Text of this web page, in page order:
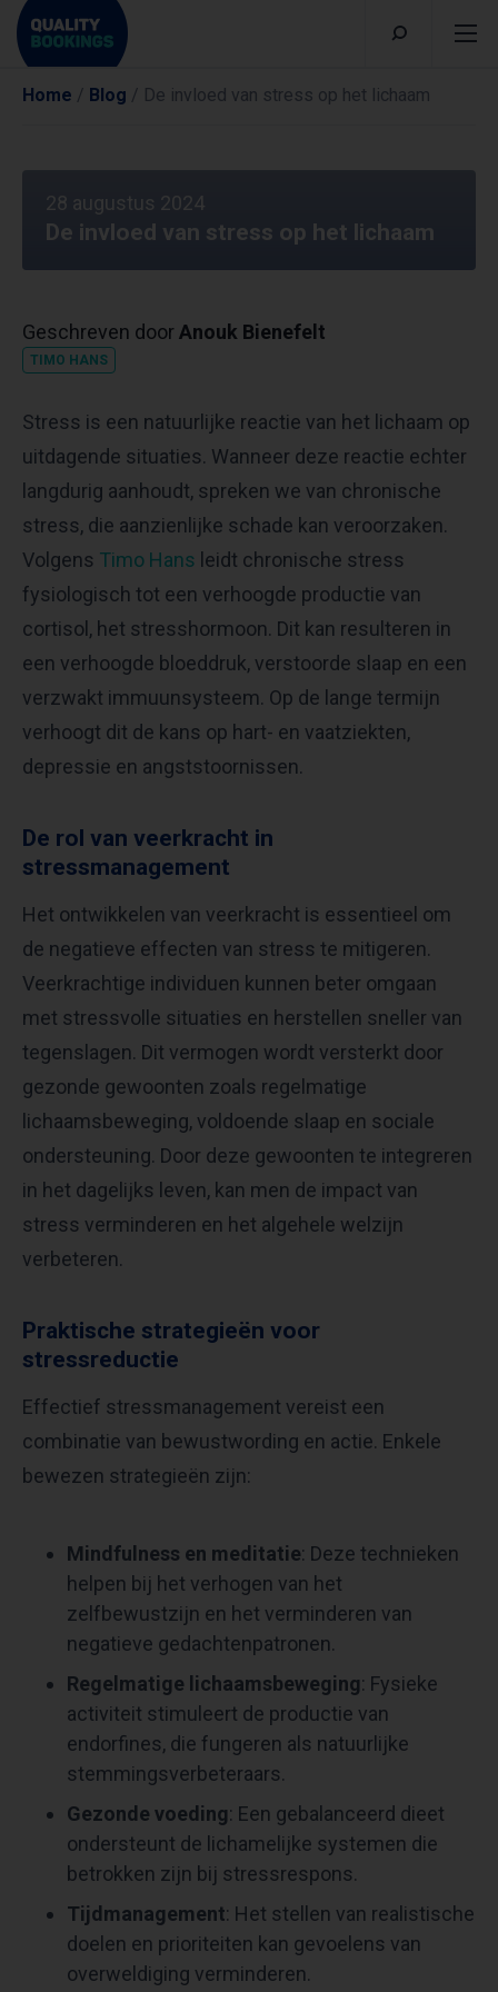
Home / Blog / De invloed van stress op het lichaam
28 augustus 2024
De invloed van stress op het lichaam
Geschreven door Anouk Bienefelt
TIMO HANS
Stress is een natuurlijke reactie van het lichaam op
uitdagende situaties. Wanneer deze reactie echter
langdurig aanhoudt, spreken we van chronische
stress, die aanzienlijke schade kan veroorzaken.
Volgens Timo Hans leidt chronische stress
fysiologisch tot een verhoogde productie van
cortisol, het stresshormoon. Dit kan resulteren in
een verhoogde bloeddruk, verstoorde slaap en een
verzwakt immuunsysteem. Op de lange termijn
verhoogt dit de kans op hart- en vaatziekten,
depressie en angststoornissen.
De rol van veerkracht in
stressmanagement
Het ontwikkelen van veerkracht is essentieel om
de negatieve effecten van stress te mitigeren.
Veerkrachtige individuen kunnen beter omgaan
met stressvolle situaties en herstellen sneller van
tegenslagen. Dit vermogen wordt versterkt door
gezonde gewoonten zoals regelmatige
lichaamsbeweging, voldoende slaap en sociale
ondersteuning. Door deze gewoonten te integreren
in het dagelijks leven, kan men de impact van
stress verminderen en het algehele welzijn
verbeteren.
Praktische strategieën voor
stressreductie
Effectief stressmanagement vereist een
combinatie van bewustwording en actie. Enkele
bewezen strategieën zijn:
Mindfulness en meditatie: Deze technieken
helpen bij het verhogen van het
zelfbewustzijn en het verminderen van
negatieve gedachtenpatronen.
Regelmatige lichaamsbeweging: Fysieke
activiteit stimuleert de productie van
endorfines, die fungeren als natuurlijke
stemmingsverbeteraars.
Gezonde voeding: Een gebalanceerd dieet
ondersteunt de lichamelijke systemen die
betrokken zijn bij stressrespons.
Tijdmanagement: Het stellen van realistische
doelen en prioriteiten kan gevoelens van
overweldiging verminderen.